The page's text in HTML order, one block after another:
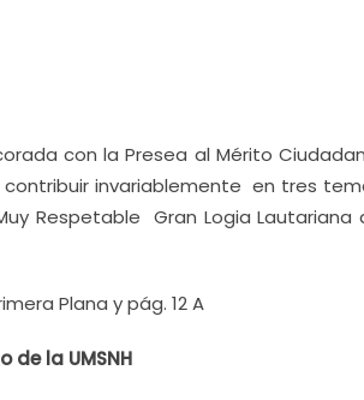
con la Presea al Mérito
invariablemente en tres
Respetable Gran Logia Lautariana
Plana y pág. 12 A
la UMSNH